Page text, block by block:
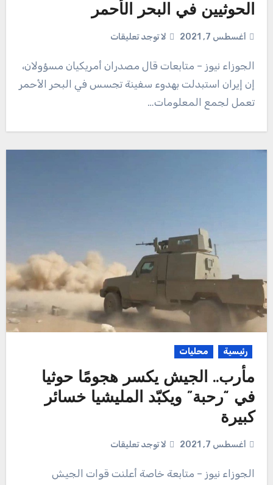
الحوثيين في البحر الأحمر
أغسطس 7, 2021 لا توجد تعليقات
إن إيران استبدلت بهدوء سفينة تجسس في البحر الأحمر
تعمل لجمع المعلومات…
رئيسية محليات
مأرب.. الجيش يكسر هجومًا حوثيا
في “رحبة” ويكبّد المليشيا خسائر
كبيرة
أغسطس 7, 2021 لا توجد تعليقات